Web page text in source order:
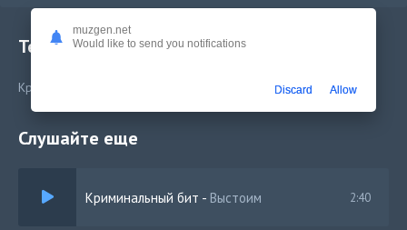
Текст песни
Криминальный бит - Плохой хороший
Слушайте еще
Криминальный бит - Выстоим 2:40
muzgen.net
Would like to send you notifications
Discard Allow